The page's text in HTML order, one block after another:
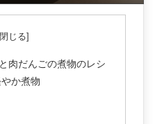
肉だんごの煮物のレシ
か煮物